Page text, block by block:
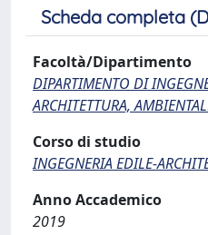
Scheda completa
Facoltà/Dipartimento
DIPARTIMENTO DI
ARCHITETTURA,
Corso di studio
INGEGNERIA EDILE-
Anno Accademico
2019